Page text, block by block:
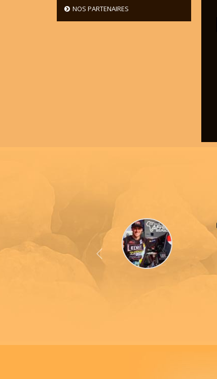
NOS PARTENAIRES
Previous